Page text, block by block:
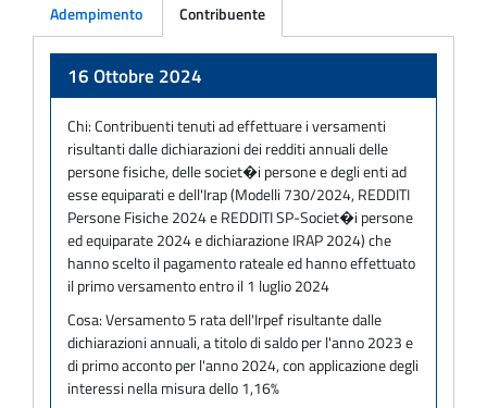
Adempimento Contribuente
16 Ottobre 2024
Chi:Contribuenti tenuti ad effettuare i versamenti
risultanti dalle dichiarazioni dei redditi annuali delle
persone fisiche, delle societ�i persone e degli enti ad
esse equiparati e dell'Irap (Modelli 730/2024, REDDITI
Persone Fisiche 2024 e REDDITI SP-Societ�i persone
ed equiparate 2024 e dichiarazione IRAP 2024) che
hanno scelto il pagamento rateale ed hanno effettuato
il primo versamento entro il 1 luglio 2024
Cosa:Versamento 5 rata dell'Irpef risultante dalle
dichiarazioni annuali, a titolo di saldo per l'anno 2023 e
di primo acconto per l'anno 2024, con applicazione degli
interessi nella misura dello 1,16%